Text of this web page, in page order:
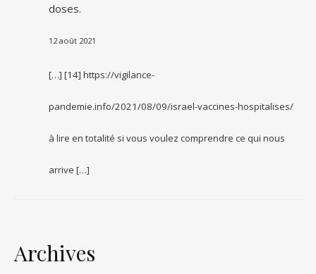
doses.
12 août 2021
[…] [14] https://vigilance-
pandemie.info/2021/08/09/israel-vaccines-hospitalises/
à lire en totalité si vous voulez comprendre ce qui nous
arrive […]
Archives